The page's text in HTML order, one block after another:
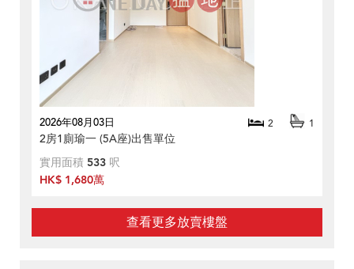
2026年08月03日 2 1
2房1廁瑜一 (5A座)出售單位
實用面積 533 呎
HK$ 1,680萬
查看更多放賣樓盤